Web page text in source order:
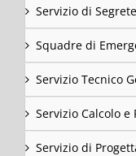
Servizio di
Squadre di
Servizio Tecnico
Servizio Calcolo e
Servizio di